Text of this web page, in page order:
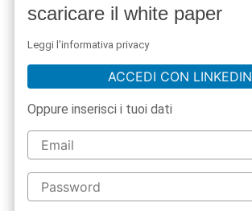
scaricare il white paper
Leggi l'informativa privacy
ACCEDI CON LINKEDIN
Oppure inserisci i tuoi dati